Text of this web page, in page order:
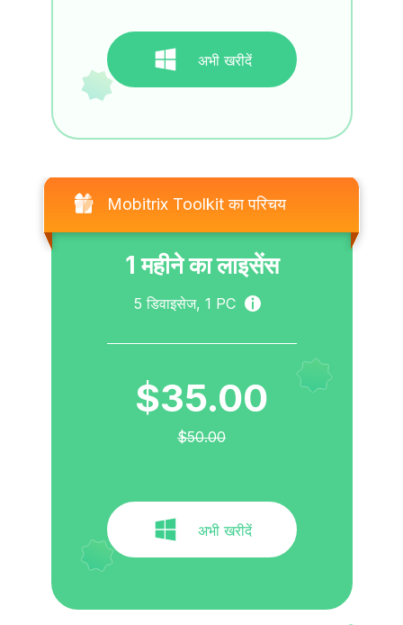
अभी खरीदें
Mobitrix Toolkit का परिचय
1 महीने का लाइसेंस
5 डिवाइसेज, 1 PC
$35.00
$50.00
अभी खरीदें